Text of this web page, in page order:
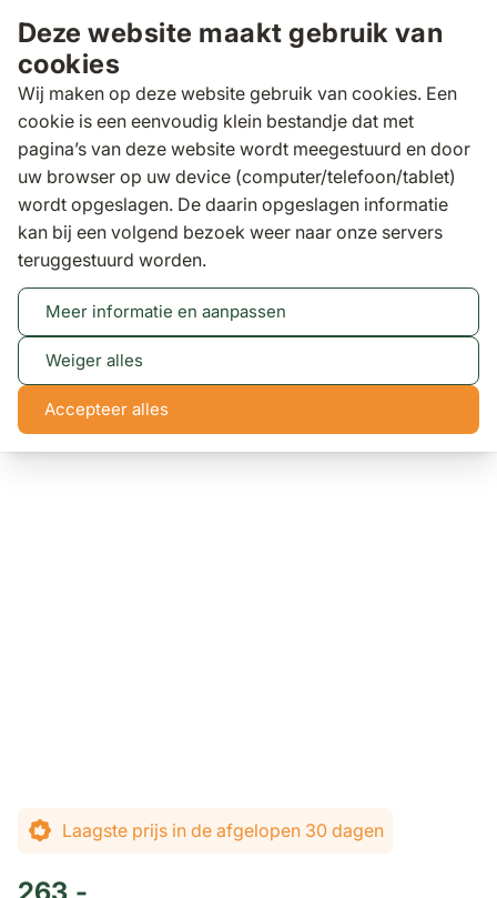
Deze website maakt gebruik van
cookies
Wij maken op deze website gebruik van cookies. Een
cookie is een eenvoudig klein bestandje dat met
pagina’s van deze website wordt meegestuurd en door
uw browser op uw device (computer/telefoon/tablet)
wordt opgeslagen. De daarin opgeslagen informatie
kan bij een volgend bezoek weer naar onze servers
teruggestuurd worden.
Meer informatie en aanpassen
Weiger alles
Accepteer alles
Zoeken
9,5/10
4seasons
4 Seasons Outdoor Polo teak Island
with cushion
4 Seasons Outdoor Polo teak Island with cushion
Laagste prijs in de afgelopen 30 dagen